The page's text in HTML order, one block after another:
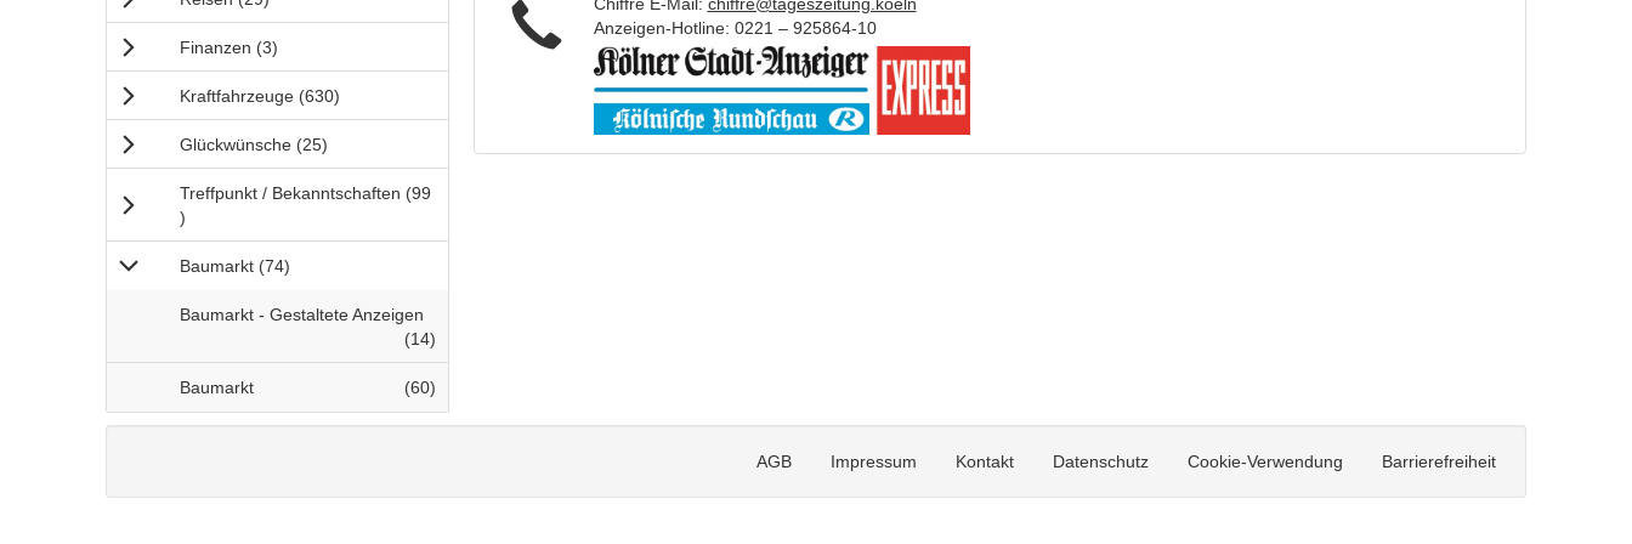
Finanzen (3Anzeigen
)
Kraftfahrzeuge (630Anzeigen
)
Glückwünsche (25Anzeigen
)
Treffpunkt / Bekanntschaften (99
Anzeigen
)
Baumarkt (74Anzeigen
)
B
u
m
a
Baumarkt - Gestaltete Anzeigen
(14Anzeigen
)
B
a
Baumarkt (60Anzeigen
)
Anzeigen-Hotline: 0221 – 925864-10
AGB Impressum Kontakt Datenschutz Cookie-Verwendung Barrierefreiheit